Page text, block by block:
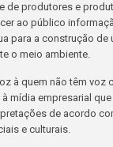
de produtores e
ao público
para a construção de
o meio ambiente.
à quem não têm voz
mídia empresarial
de acordo
e culturais.